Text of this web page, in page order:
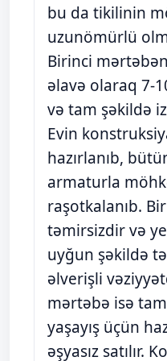
bu da tikilinin
uzunömürlü
Birinci
əlavə olaraq 7-
və tam şəkildə
Evin
hazırlanıb,
armaturla
raşotkalanıb.
təmirsizdir və
uyğun şəkildə
əlverişli
mərtəbə isə
yaşayış üçün
əşyasız satılır.